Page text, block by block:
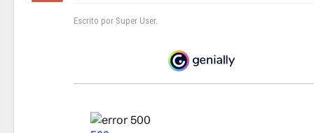
Escrito por Super User.